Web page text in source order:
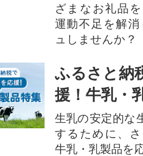
ざまなお礼品
運動不足を解
ュしませんか？
ふるさと納
援！牛乳・
生乳の安定的な
するために、
牛乳・乳製品を